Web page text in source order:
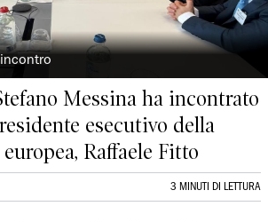
Messina ha incontrato
esecutivo della
Raffaele Fitto
3 MINUTI DI LETTURA